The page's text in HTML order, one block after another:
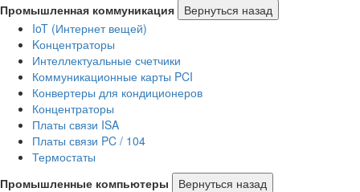
Промышленная коммуникация
Вернуться назад
IoT (Интернет вещей)
Kонцентраторы
Интеллектуальные счетчики
Коммуникационные карты PCI
Конвертеры для кондиционеров
Концентраторы
Платы связи ISA
Платы связи PC / 104
Термостаты
Промышленные компьютеры
Вернуться назад